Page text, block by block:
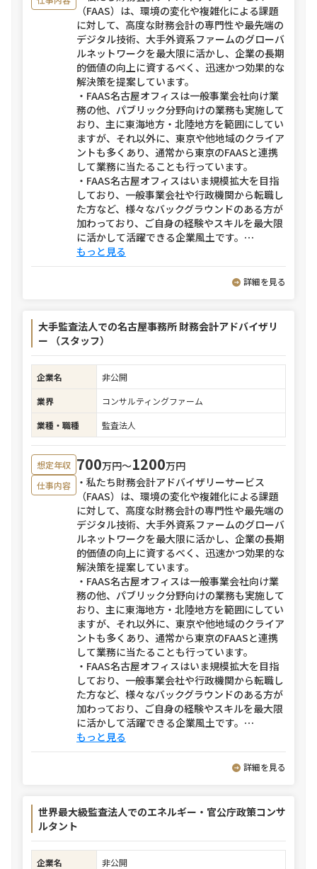
（FAAS）は、環境の変化や複雑化による課題
に対して、高度な財務会計の専門性や最先端の
デジタル技術、大手外資系ファームのグローバ
ルネットワークを最大限に活かし、企業の長期
的価値の向上に資するべく、迅速かつ効果的な
解決策を提案しています。
・FAAS名古屋オフィスは一般事業会社向け業
務の他、パブリック分野向けの業務も実施して
おり、主に東海地方・北陸地方を範囲にしてい
ますが、それ以外に、東京や他地域のクライア
ントも多くあり、通常から東京のFAASと連携
して業務に当たることも行っています。
・FAAS名古屋オフィスはいま規模拡大を目指
しており、一般事業会社や行政機関から転職し
た方など、様々なバックグラウンドのある方が
加わっており、ご自身の経験やスキルを最大限
に活かして活躍できる企業風土です。 ⋯
もっと見る
詳細を見る
大手監査法人での名古屋事務所 財務会計アドバイザリ
ー （スタッフ）
企業名
非公開
業界
コンサルティングファーム
業種・職種
監査法人
想定年収 700万円〜1200万円
仕事内容
・私たち財務会計アドバイザリーサービス
（FAAS）は、環境の変化や複雑化による課題
に対して、高度な財務会計の専門性や最先端の
デジタル技術、大手外資系ファームのグローバ
ルネットワークを最大限に活かし、企業の長期
的価値の向上に資するべく、迅速かつ効果的な
解決策を提案しています。
・FAAS名古屋オフィスは一般事業会社向け業
務の他、パブリック分野向けの業務も実施して
おり、主に東海地方・北陸地方を範囲にしてい
ますが、それ以外に、東京や他地域のクライア
ントも多くあり、通常から東京のFAASと連携
して業務に当たることも行っています。
・FAAS名古屋オフィスはいま規模拡大を目指
しており、一般事業会社や行政機関から転職し
た方など、様々なバックグラウンドのある方が
加わっており、ご自身の経験やスキルを最大限
に活かして活躍できる企業風土です。 ⋯
もっと見る
詳細を見る
世界最大級監査法人でのエネルギー・官公庁政策コンサ
ルタント
企業名
非公開